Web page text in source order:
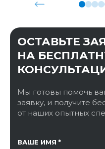
ОСТАВЬТЕ
НА
Мы готовы помочь
заявку, и получите
от наших опытных
ВАШЕ ИМЯ
ССЫЛКА НА СТРАНИЦУ